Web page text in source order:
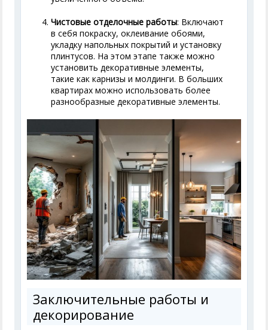
Чистовые отделочные работы: Включают
в себя покраску, оклеивание обоями,
укладку напольных покрытий и установку
плинтусов. На этом этапе также можно
установить декоративные элементы,
такие как карнизы и молдинги. В больших
квартирах можно использовать более
разнообразные декоративные элементы.
Заключительные работы и
декорирование